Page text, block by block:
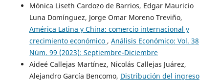
Mónica Liseth Cardozo de Barrios, Edgar Mauricio
Luna Domínguez, Jorge Omar Moreno Treviño,
América Latina y China: comercio internacional y
crecimiento económico , Análisis Económico: Vol. 38
Núm. 99 (2023): Septiembre-Diciembre
Aideé Callejas Martínez, Nicolás Callejas Juárez,
Alejandro García Bencomo, Distribución del ingreso